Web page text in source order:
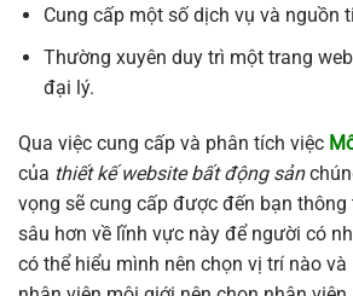
Cung cấp một số dịch vụ và nguồn
Thường xuyên duy trì một trang
đại lý.
Qua việc cung cấp và phân tích việc
của thiết kế website bất động sản
vọng sẽ cung cấp được đến bạn
sâu hơn về lĩnh vực này để người có
có thể hiểu mình nên chọn vị trí nào